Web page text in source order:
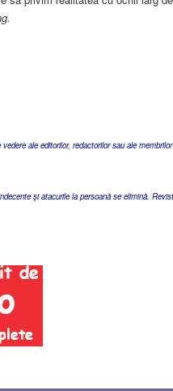
ale editorilor, redactorilor sau ale
şi atacurile la persoană se elimină.